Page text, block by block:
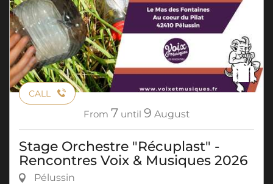
CALL
From 7 until 9 August
Stage Orchestre "Récuplast" -
Rencontres Voix & Musiques 2026
Pélussin